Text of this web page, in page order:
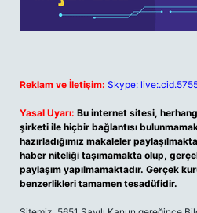
Reklam ve İletişim: Skype:
Yasal Uyarı: Bu internet sitesi,
şirketi ile hiçbir bağlantısı
hazırladığımız makaleler
haber niteliği taşımamakta olup,
paylaşım yapılmamaktadır. Gerçek
benzerlikleri tamamen tesadüfidir.